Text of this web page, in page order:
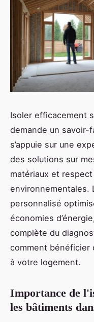
Isoler efficacement
demande un savoir-
s’appuie sur une
des solutions sur
matériaux et
environnementales.
personnalisé
économies
complète du
comment bénéficier
à votre logement.
Importance de
les bâtiments